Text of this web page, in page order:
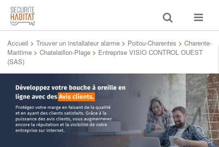
Toggle
search
Toggle
Accueil > Trouver un installateur alarme > Poitou-Charentes > Charente-
Maritime > Chatelaillon-Plage > Entreprise VISIO CONTROL OUEST
(SAS)